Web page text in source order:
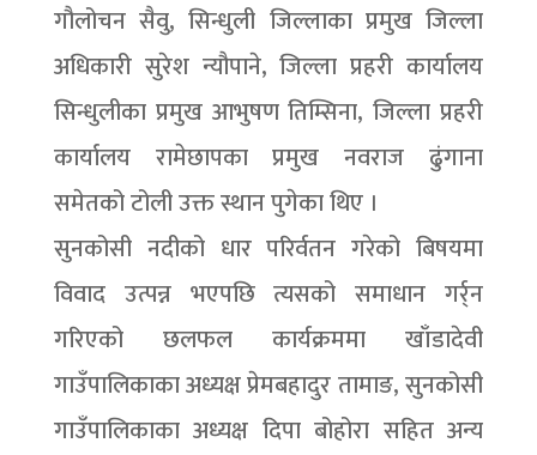
गौलोचन सैवु, सिन्धुली जिल्लाका प्रमुख जिल्ला
अधिकारी सुरेश न्यौपाने, जिल्ला प्रहरी कार्यालय
सिन्धुलीका प्रमुख आभुषण तिम्सिना, जिल्ला प्रहरी
कार्यालय रामेछापका प्रमुख नवराज ढुंगाना
समेतको टोली उक्त स्थान पुगेका थिए ।
सुनकोसी नदीको धार परिर्वतन गरेको बिषयमा
विवाद उत्पन्न भएपछि त्यसको समाधान गर्र्न
गरिएको छलफल कार्यक्रममा खाँडादेवी
गाउँपालिकाका अध्यक्ष प्रेमबहादुर तामाङ, सुनकोसी
गाउँपालिकाका अध्यक्ष दिपा बोहोरा सहित अन्य